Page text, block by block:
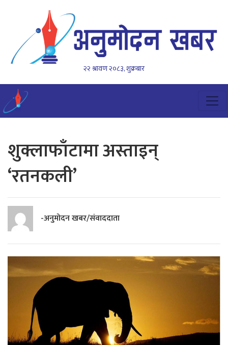
२२ श्रावण २०८३, शुक्रबार
शुक्लाफाँटामा अस्ताइन्
‘रतनकली’
-अनुमोदन खबर/संवाददाता